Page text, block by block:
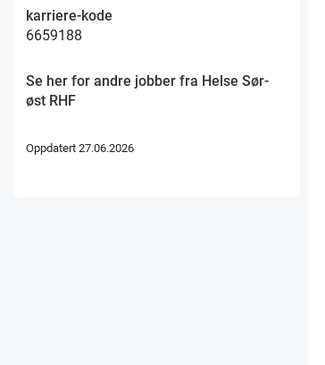
karriere-kode
6659188
Se her for andre jobber fra Helse Sør-
øst RHF
Oppdatert 27.06.2026